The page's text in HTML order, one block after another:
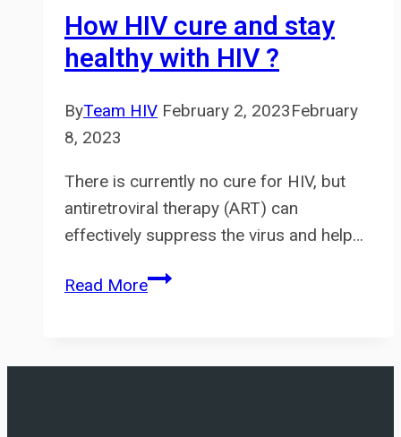
How HIV cure and stay
healthy with HIV ?
ByTeam HIV February 2, 2023February
8, 2023
There is currently no cure for HIV, but
antiretroviral therapy (ART) can
effectively suppress the virus and help…
Read MoreHow